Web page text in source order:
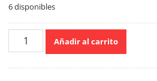
6 disponibles
Babaria
Crema
Añadir al carrito